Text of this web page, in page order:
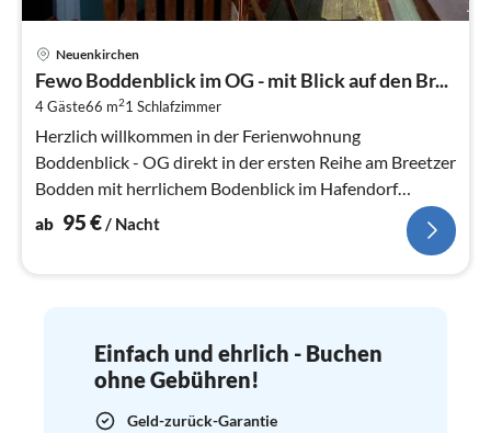
Neuenkirchen
Fewo Boddenblick im OG - mit Blick auf den Br...
4 Gäste66 m21 Schlafzimmer
Herzlich willkommen in der Ferienwohnung
Boddenblick - OG direkt in der ersten Reihe am Breetzer
Bodden mit herrlichem Bodenblick im Hafendorf
Vieregge.
ab 95€/ Nacht
Einfach und ehrlich - Buchen
ohne Gebühren!
Geld-zurück-Garantie